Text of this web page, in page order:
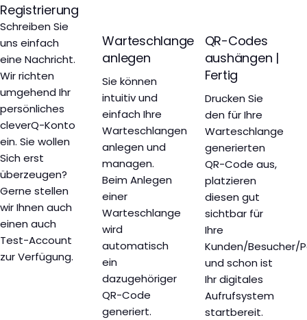
Registrierung
Schreiben Sie
uns einfach
eine Nachricht.
Wir richten
umgehend Ihr
persönliches
cleverQ-Konto
ein. Sie wollen
Sich erst
überzeugen?
Gerne stellen
wir Ihnen auch
einen auch
Test-Account
zur Verfügung.
Warteschlange
anlegen
Sie können
intuitiv und
einfach Ihre
Warteschlangen
anlegen und
managen.
Beim Anlegen
einer
Warteschlange
wird
automatisch
ein
dazugehöriger
QR-Code
generiert.
QR-Codes
aushängen |
Fertig
Drucken Sie
den für Ihre
Warteschlange
generierten
QR-Code aus,
platzieren
diesen gut
sichtbar für
Ihre
Kunden/Besucher/
und schon ist
Ihr digitales
Aufrufsystem
startbereit.